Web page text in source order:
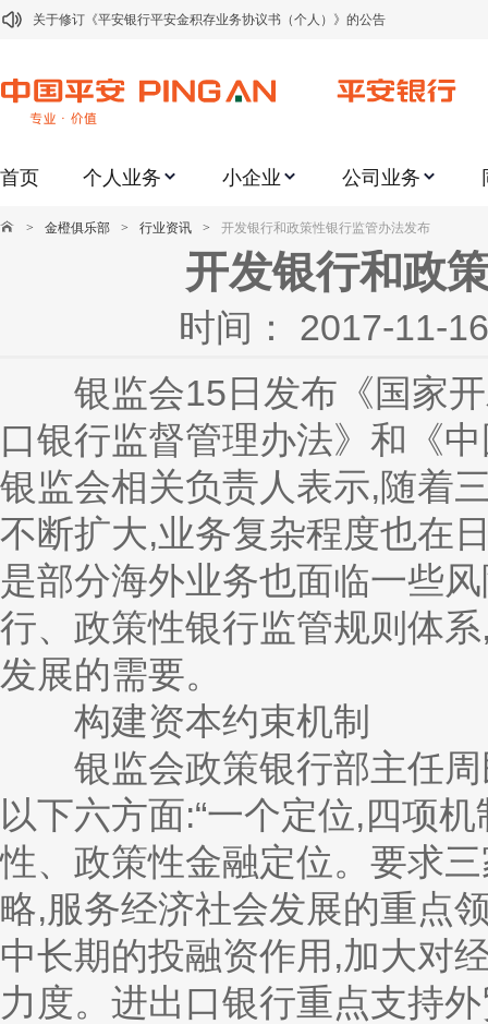
关于修订《平安银行平安金积存业务协议书（个人）》的公告
关于2021年劳动节期间代理贵金属业务风险提示的通知
关于加强代理贵金属业务风险防范的提示
关于进一步加强代理贵金属业务风险防范的提示
关于加强代理贵金属业务风险防范的提示
关于平安银行电子版信用卡更名为平安银行数字信用卡的公告
关于调整存量首套住房贷款利率的公告
首页 个人业务 小企业 公司业务
> 金橙俱乐部 > 行业资讯 > 开发银行和政策性银行监管办法发布
开发银行和政
时间： 2017-11-
银监会15日发布《国家开
口银行监督管理办法》和《
银监会相关负责人表示,随着
不断扩大,业务复杂程度也在
是部分海外业务也面临一些
行、政策性银行监管规则体
发展的需要。
构建资本约束机制
银监会政策银行部主任周
以下六方面:“一个定位,四项
性、政策性金融定位。要求
略,服务经济社会发展的重点
中长期的投融资作用,加大对
力度。进出口银行重点支持